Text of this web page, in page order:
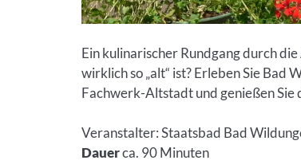
Ein kulinarischer Rundgang durch
wirklich so „alt“ ist? Erleben Sie Bad
Fachwerk-Altstadt und genießen Sie
Veranstalter: Staatsbad Bad
Dauerca. 90 Minuten